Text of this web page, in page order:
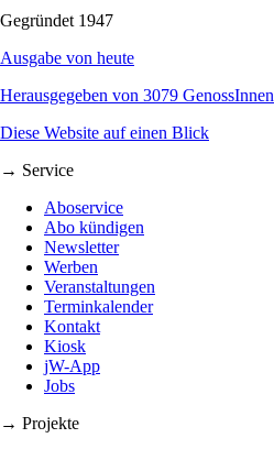
Gegründet 1947
Ausgabe von heute
Herausgegeben von 3079 GenossInnen
Diese Website auf einen Blick
→ Service
Aboservice
Abo kündigen
Newsletter
Werben
Veranstaltungen
Terminkalender
Kontakt
Kiosk
jW-App
Jobs
→ Projekte